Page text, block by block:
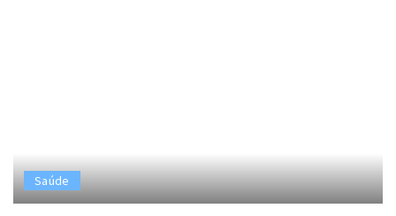
Saúde